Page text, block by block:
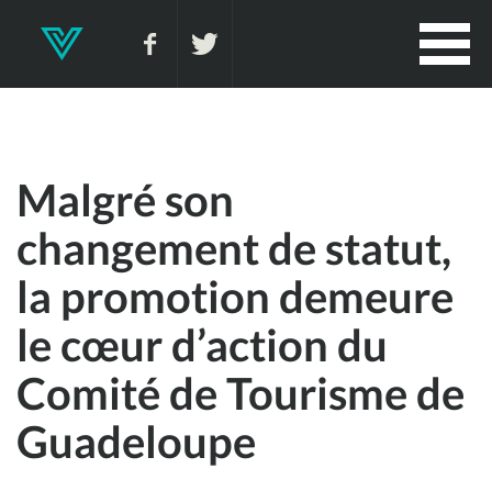
Malgré son
changement de statut,
la promotion demeure
le cœur d’action du
Comité de Tourisme de
Guadeloupe